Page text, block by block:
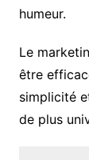
humeur.
Le
être
simplicité
de plus